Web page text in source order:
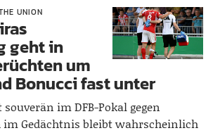
UNION
geht in
um
Bonucci fast unter
im DFB-Pokal gegen
im Gedächtnis bleibt wahrscheinlich